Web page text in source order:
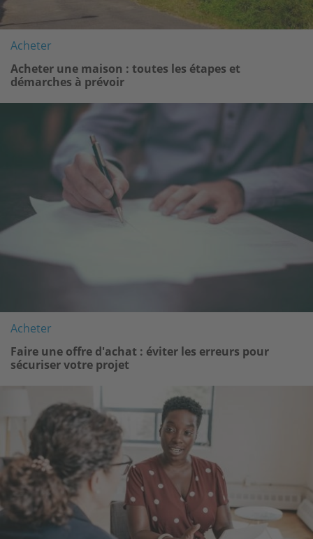
Acheter
Acheter une maison : toutes les étapes et
démarches à prévoir
Acheter
Faire une offre d'achat : éviter les erreurs pour
sécuriser votre projet
Image